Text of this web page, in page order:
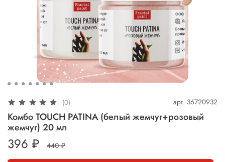
(0) арт. 36720932
Комбо TOUCH PATINA (белый жемчуг+розовый
жемчуг) 20 мл
396 ₽ 440 ₽